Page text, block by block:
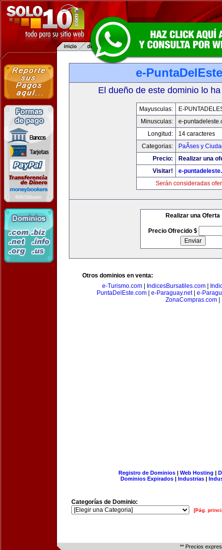
e-
El dueño de este dominio lo
Mayusculas:
E-
Minusculas:
e-
Longitud:
14 caracteres
Categorias:
PaÃ­ses y
Precio:
Realizar una
Visitar!
e-
Serán consideradas
Realizar una Oferta
Precio Ofrecido $
Otros dominios en venta:
e-Turismo.com| IndicesBursatiles.com|
PuntaDelEste.com| e-Paraguay.net| e-
ZonaCompras.com
Registro de Dominios| Web Hosting |
Dominios Expirados | Industrias |
Categorías de Dominio:
[Pág.
** Precios